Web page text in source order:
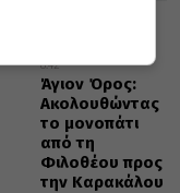
8:42
Άγιον Όρος:
Ακολουθώντας
το μονοπάτι
από τη
Φιλοθέου προς
την Καρακάλου